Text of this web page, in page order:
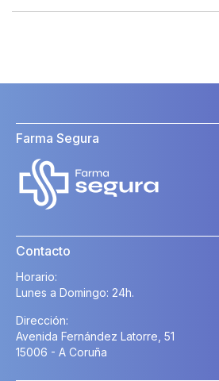
Farma Segura
Contacto
Horario:
Lunes a Domingo: 24h.
Dirección:
Avenida Fernández Latorre, 51
15006 - A Coruña